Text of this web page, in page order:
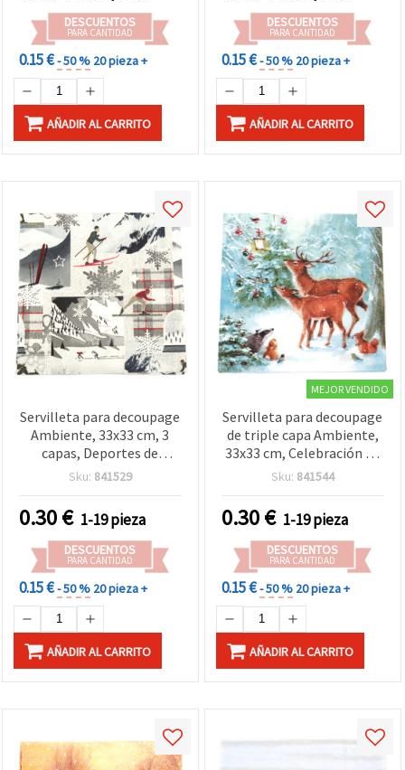
DESCUENTOS
PARA CANTIDAD
0.15 €- 50 % 20 pieza +
AÑADIR AL CARRITO
DESCUENTOS
PARA CANTIDAD
0.15 €- 50 % 20 pieza +
AÑADIR AL CARRITO
Servilleta para decoupage
Ambiente, 33x33 cm, 3
capas, Deportes de
invierno - 1 unidad
Sku: 841529
0.30€ 1-19 pieza
DESCUENTOS
PARA CANTIDAD
0.15 €- 50 % 20 pieza +
AÑADIR AL CARRITO
MEJOR VENDIDO
Servilleta para decoupage
de triple capa Ambiente,
33x33 cm, Celebración en
el bosque - 1 unidad
Sku: 841544
0.30€ 1-19 pieza
DESCUENTOS
PARA CANTIDAD
0.15 €- 50 % 20 pieza +
AÑADIR AL CARRITO